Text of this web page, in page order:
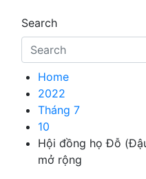
Search
Home
2022
Tháng 7
10
Hội đồng họ Đỗ
mở rộng